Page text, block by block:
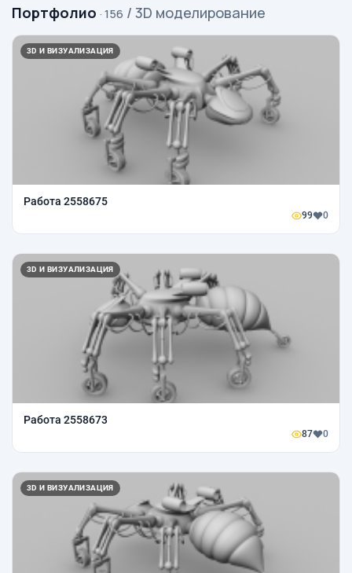
Портфолио · 156 / 3D моделирование
3D И ВИЗУАЛИЗАЦИЯ
Работа 2558675
99 0
3D И ВИЗУАЛИЗАЦИЯ
Работа 2558673
87 0
3D И ВИЗУАЛИЗАЦИЯ